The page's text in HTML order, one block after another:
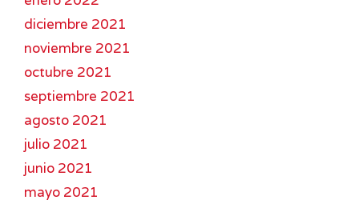
diciembre 2021
noviembre 2021
octubre 2021
septiembre 2021
agosto 2021
julio 2021
junio 2021
mayo 2021